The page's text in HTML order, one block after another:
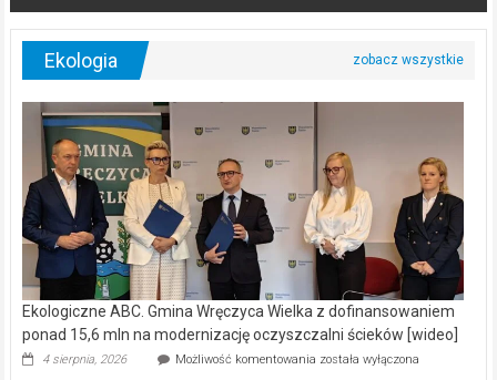
Ekologia
Ekologiczne ABC. Gmina Wręczyca Wielka z dofinansowaniem
ponad 15,6 mln na modernizację oczyszczalni ścieków [wideo]
4 sierpnia, 2026 Możliwość komentowania Ekologiczne
została wyłączona